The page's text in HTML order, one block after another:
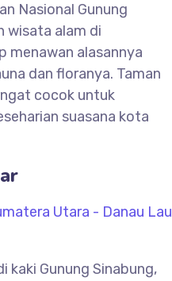
Nasional Gunung
wisata alam di
menawan alasannya
dan floranya. Taman
cocok untuk
suasana kota
kaki Gunung Sinabung,